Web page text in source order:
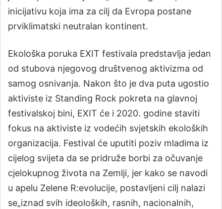
inicijativu koja ima za cilj da Evropa postane
prviklimatski neutralan kontinent.
Ekološka poruka EXIT festivala predstavlja jedan
od stubova njegovog društvenog aktivizma od
samog osnivanja. Nakon što je dva puta ugostio
aktiviste iz Standing Rock pokreta na glavnoj
festivalskoj bini, EXIT će i 2020. godine staviti
fokus na aktiviste iz vodećih svjetskih ekoloških
organizacija. Festival će uputiti poziv mladima iz
cijelog svijeta da se pridruže borbi za očuvanje
cjelokupnog života na Zemlji, jer kako se navodi
u apelu Zelene R:evolucije, postavljeni cilj nalazi
se„iznad svih ideoloških, rasnih, nacionalnih,